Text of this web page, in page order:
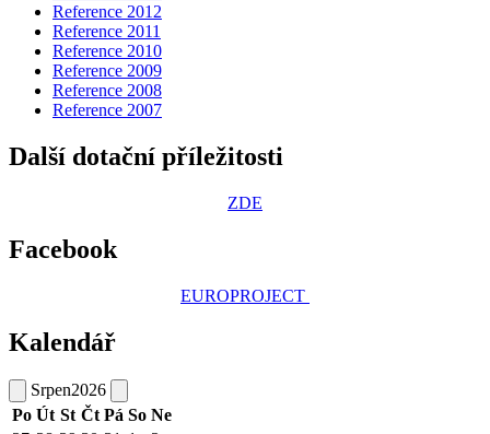
Reference 2012
Reference 2011
Reference 2010
Reference 2009
Reference 2008
Reference 2007
Další dotační příležitosti
ZDE
Facebook
EUROPROJECT
Kalendář
Srpen2026
Po Út St Čt Pá So Ne